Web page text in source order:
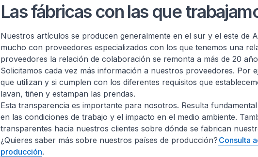
Las fábricas con las que
Nuestros artículos se producen generalmente en el sur y el este de
mucho con proveedores especializados con los que tenemos una
proveedores la relación de colaboración se remonta a más de 20
Solicitamos cada vez más información a nuestros proveedores. Por
que utilizan y si cumplen con los diferentes requisitos que
lavan, tiñen y estampan las prendas.
Esta transparencia es importante para nosotros. Resulta
en las condiciones de trabajo y el impacto en el medio ambiente.
transparentes hacia nuestros clientes sobre dónde se fabrican
¿Quieres saber más sobre nuestros países de producción? Consulta
producción.